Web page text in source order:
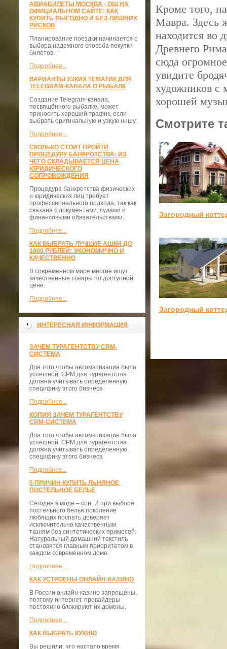
АВИАБИЛЕТЫ МОСКВА - ОШ НА
ОФИЦИАЛЬНОМ САЙТЕ: КАК
КУПИТЬ ВЫГОДНО И БЕЗ ЛИШНИХ
РИСКОВ
Планирование поездки начинается с
выбора надежного способа покупки
билетов.
Подробнее...
ВАРИАНТЫ УЗКИХ ТЕМАТИК ДЛЯ
TELEGRAM-КАНАЛА О РЫБАЛК
Создание Telegram-канала,
посвящённого рыбалке, может
приносить хороший трафик, если
выбрать оригинальную и узкую нишу.
Подробнее...
СКОЛЬКО СТОИТ ПРОЙТИ
ПРОЦЕДУРУ БАНКРОТСТВА: ИЗ
ЧЕГО СКЛАДЫВАЕТСЯ ЦЕНА
ЮРИДИЧЕСКОГО
СОПРОВОЖДЕНИЯ
Процедура банкротства физических
и юридических лиц требует
профессионального подхода, так как
связана с документами, судами и
финансовыми обязательствами.
Подробнее...
КАК ВЫБРАТЬ ЛУЧШИЕ АШКИ ДО
1000 РУБЛЕЙ: ЭКОНОМИЧНО И
КАЧЕСТВЕННО
В современном мире многие ищут
качественные товары по доступной
цене.
Подробнее...
ИНТЕРЕСНАЯ ИНФОРМАЦИЯ
ЗАЧЕМ ТУРАГЕНТСТВУ CRM-
СИСТЕМА
Для того чтобы автоматизация была
успешной, СРМ для турагентства
должна учитывать определенную
специфику этого бизнеса
Подробнее...
КОПИЯ ЗАЧЕМ ТУРАГЕНТСТВУ
CRM-СИСТЕМА
Для того чтобы автоматизация была
успешной, СРМ для турагентства
должна учитывать определенную
специфику этого бизнеса
Подробнее...
5 ПРИЧИН КУПИТЬ ЛЬНЯНОЕ
ПОСТЕЛЬНОЕ БЕЛЬЕ
Сегодня в моде – сон. И при выборе
постельного белья поколение
любящих поспать доверяет
исключительно качественным
тканям без синтетических примесей.
Натуральный домашний текстиль
становятся главным приоритетом в
каждом современном доме.
Подробнее...
КАК УСТРОЕНЫ ОНЛАЙН-КАЗИНО
В России онлайн-казино запрещены,
поэтому интернет-провайдеры
постоянно блокируют их домены.
Подробнее...
КАК ВЫБРАТЬ КУХНЮ
Вы решили, что настало время
Кроме того,
Мавра. Здесь
находится во
Древнего
сюда
увидите
художников с
хорошей
Смотрите
Загородный
Загородный